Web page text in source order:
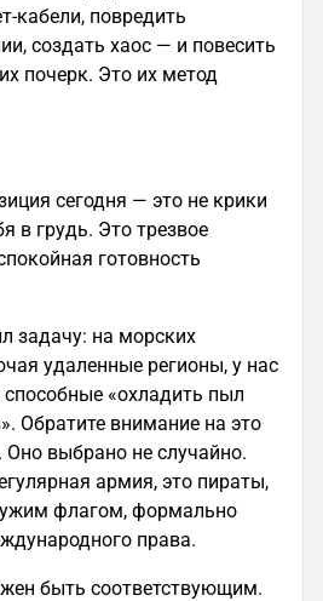
кабели, повредить
создать хаос — и повесить
почерк. Это их метод
сегодня — это не крики
в грудь. Это трезвое
готовность
задачу: на морских
удаленные регионы, у нас
«охладить пыл
Обратите внимание на это
выбрано не случайно.
армия, это пираты,
флагом, формально
права.
быть соответствующим.